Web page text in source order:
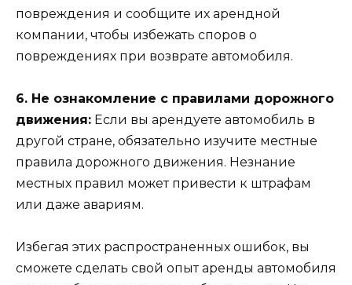
повреждения и сообщите их арендной
компании, чтобы избежать споров о
повреждениях при возврате автомобиля.
6. Не ознакомление с правилами дорожного
движения: Если вы арендуете автомобиль в
другой стране, обязательно изучите местные
правила дорожного движения. Незнание
местных правил может привести к штрафам
или даже авариям.
Избегая этих распространенных ошибок, вы
сможете сделать свой опыт аренды автомобиля